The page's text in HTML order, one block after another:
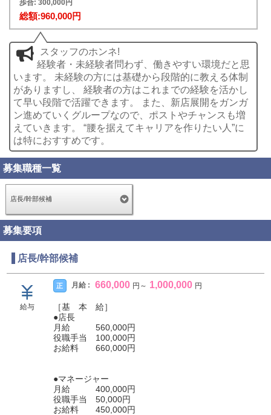
歩合: 300,000円
総額:960,000円
スタッフのホンネ!
経験者・未経験者問わず、働きやすい環境だと思
います。 未経験の方には基礎から段階的に教える体制
がありますし、 経験者の方はこれまでの経験を活かし
て早い段階で活躍できます。 また、新店展開をガンガ
ン進めていくグループなので、ポストやチャンスも増
えていきます。 “腰を据えてキャリアを作りたい人”に
は特におすすめです。
募集職種一覧
店長/幹部候補
募集要項
店長/幹部候補
給与
正 月給 : 660,000 円 ～ 1,000,000 円
［基 本 給］
●店長
月給 560,000円
役職手当 100,000円
お給料 660,000円
●マネージャー
月給 400,000円
役職手当 50,000円
お給料 450,000円